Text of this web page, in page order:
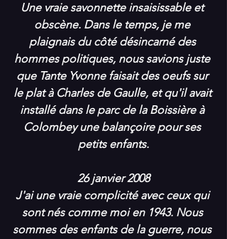
Une vraie savonnette insaisissable et
obscène. Dans le temps, je me
plaignais du côté désincarné des
hommes politiques, nous savions juste
que Tante Yvonne faisait des oeufs sur
le plat à Charles de Gaulle, et qu'il avait
installé dans le parc de la Boissière à
Colombey une balançoire pour ses
petits enfants.
26 janvier 2008
J'ai une vraie complicité avec ceux qui
sont nés comme moi en 1943. Nous
sommes des enfants de la guerre, nous